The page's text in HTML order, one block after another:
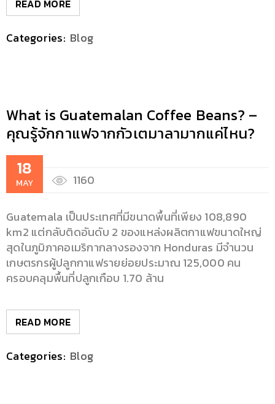
READ MORE
Categories: Blog
What is Guatemalan Coffee Beans? –
คุณรู้จักกาแฟจากกัวเตมาลามากแค่ไหน?
18
MAY 1160
Guatemala เป็นประเทศที่มีขนาดพื้นที่เพียง 108,890
km2 แต่กลับติดอันดับ 2 ของแหล่งผลิตกาแฟขนาดใหญ่
สุดในภูมิภาคอเมริกากลางรองจาก Honduras มีจำนวน
เกษตรกรผู้ปลูกกาแฟรายย่อยประมาณ 125,000 คน
ครอบคลุมพื้นที่ปลูกเกือบ 1.70 ล้าน
READ MORE
Categories: Blog